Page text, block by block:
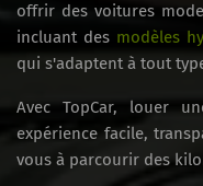
offrir des voitures
incluant des modèles
qui s'adaptent à tout
Avec TopCar, louer
expérience facile,
vous à parcourir des